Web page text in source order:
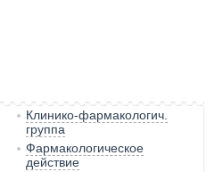
Клинико-фармакологич.
группа
Фармакологическое
действие